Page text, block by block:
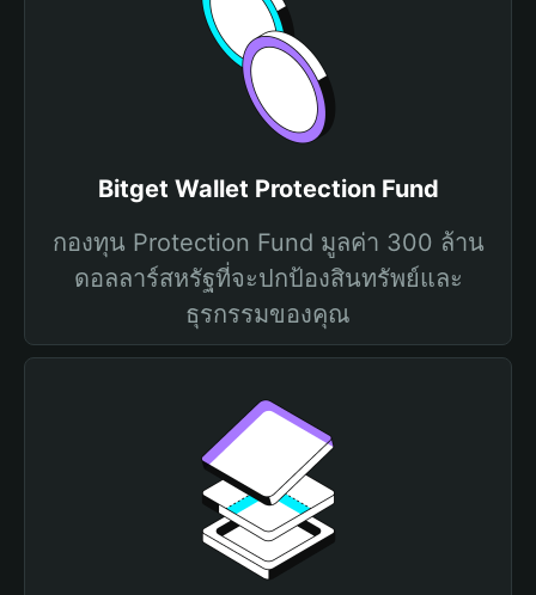
Bitget Wallet Protection Fund
กองทุน Protection Fund มูลค่า 300 ล้าน
ดอลลาร์สหรัฐที่จะปกป้องสินทรัพย์และ
ธุรกรรมของคุณ